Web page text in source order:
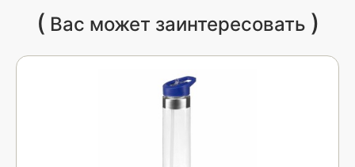
( Вас может заинтересовать )